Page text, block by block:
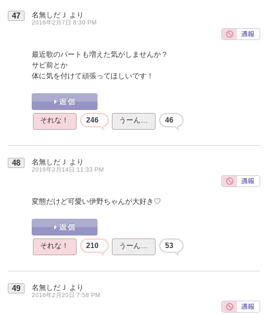
47 名無しだＪ より
2016年2月7日 8:30 PM
最近歌のパートも増えた気がしませんか？
サビ前とか
体に気を付けて頑張ってほしいです！
それな！ 246 うーん… 46
48 名無しだＪ より
2016年2月14日 11:33 PM
変態だけど可愛い伊野ちゃんが大好き♡
それな！ 210 うーん… 53
49 名無しだＪ より
2016年2月20日 7:58 PM